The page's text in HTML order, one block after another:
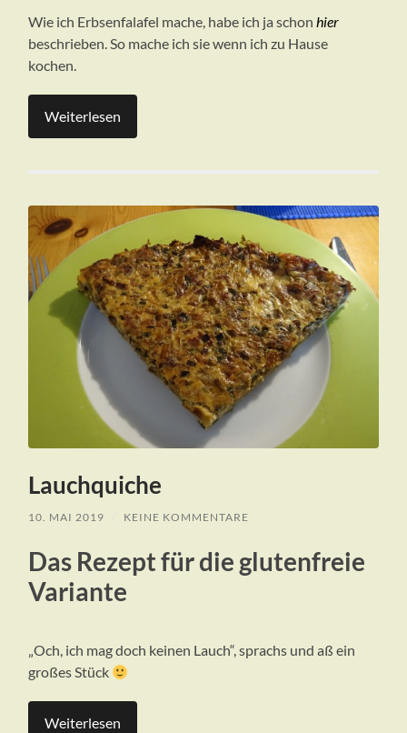
Wie ich Erbsenfalafel mache, habe ich ja schonhier
beschrieben. So mache ich sie wenn ich zu Hause
kochen.
Weiterlesen
Lauchquiche
10. MAI 2019 KEINE KOMMENTARE
Das Rezept für die glutenfreie
Variante
„Och, ich mag doch keinen Lauch“, sprachs und aß ein
großes Stück
Weiterlesen